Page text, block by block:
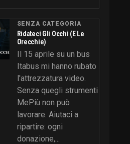
SENZA CATEGORIA
Ridateci Gli Occhi (e Le
Orecchie)
Il 15 aprile su un bus
Itabus mi hanno rubato
l'attrezzatura video.
Senza quegli strumenti
MePiù non può
lavorare. Aiutaci a
ripartire: ogni
donazione,...